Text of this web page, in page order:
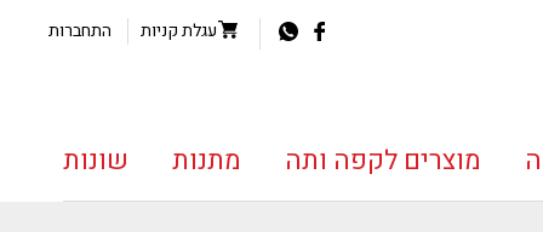
עגלת קניות התחברות
מוצרים לקפה ותה מתנות שונות